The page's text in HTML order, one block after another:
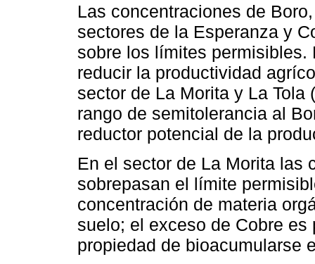
Las concentraciones de
sectores de la Esperanza y
sobre los límites permisibles.
reducir la productividad
sector de La Morita y La
rango de semitolerancia al
reductor potencial de la
En el sector de La Morita las
sobrepasan el límite
concentración de materia
suelo; el exceso de Cobre
propiedad de bioacumularse